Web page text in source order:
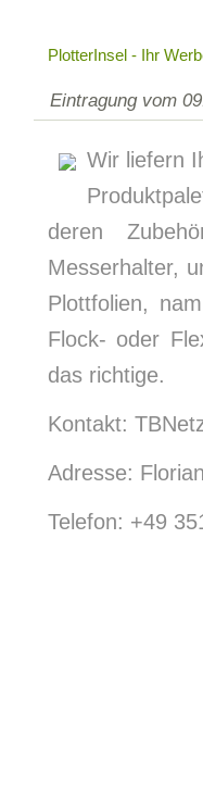
PlotterInsel - Ihr
Eintragung vom
Wir liefern
deren
Messerhalter,
Plottfolien,
Flock- oder
das richtige.
Kontakt:
Adresse:
Telefon: +49